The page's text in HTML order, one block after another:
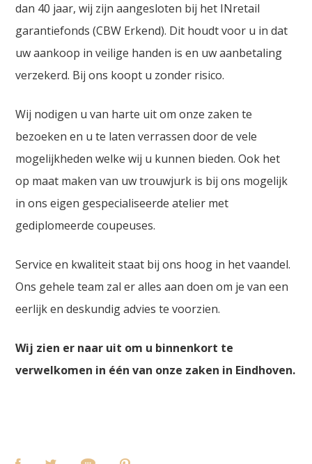
dan 40 jaar, wij zijn aangesloten bij het INretail
garantiefonds (CBW Erkend). Dit houdt voor u in dat
uw aankoop in veilige handen is en uw aanbetaling
verzekerd. Bij ons koopt u zonder risico.
Wij nodigen u van harte uit om onze zaken te
bezoeken en u te laten verrassen door de vele
mogelijkheden welke wij u kunnen bieden. Ook het
op maat maken van uw trouwjurk is bij ons mogelijk
in ons eigen gespecialiseerde atelier met
gediplomeerde coupeuses.
Service en kwaliteit staat bij ons hoog in het vaandel.
Ons gehele team zal er alles aan doen om je van een
eerlijk en deskundig advies te voorzien.
Wij zien er naar uit om u binnenkort te
verwelkomen in één van onze zaken in Eindhoven.